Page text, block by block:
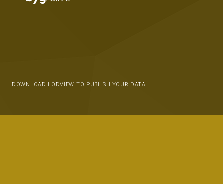
DOWNLOAD LODVIEW TO PUBLISH YOUR DATA